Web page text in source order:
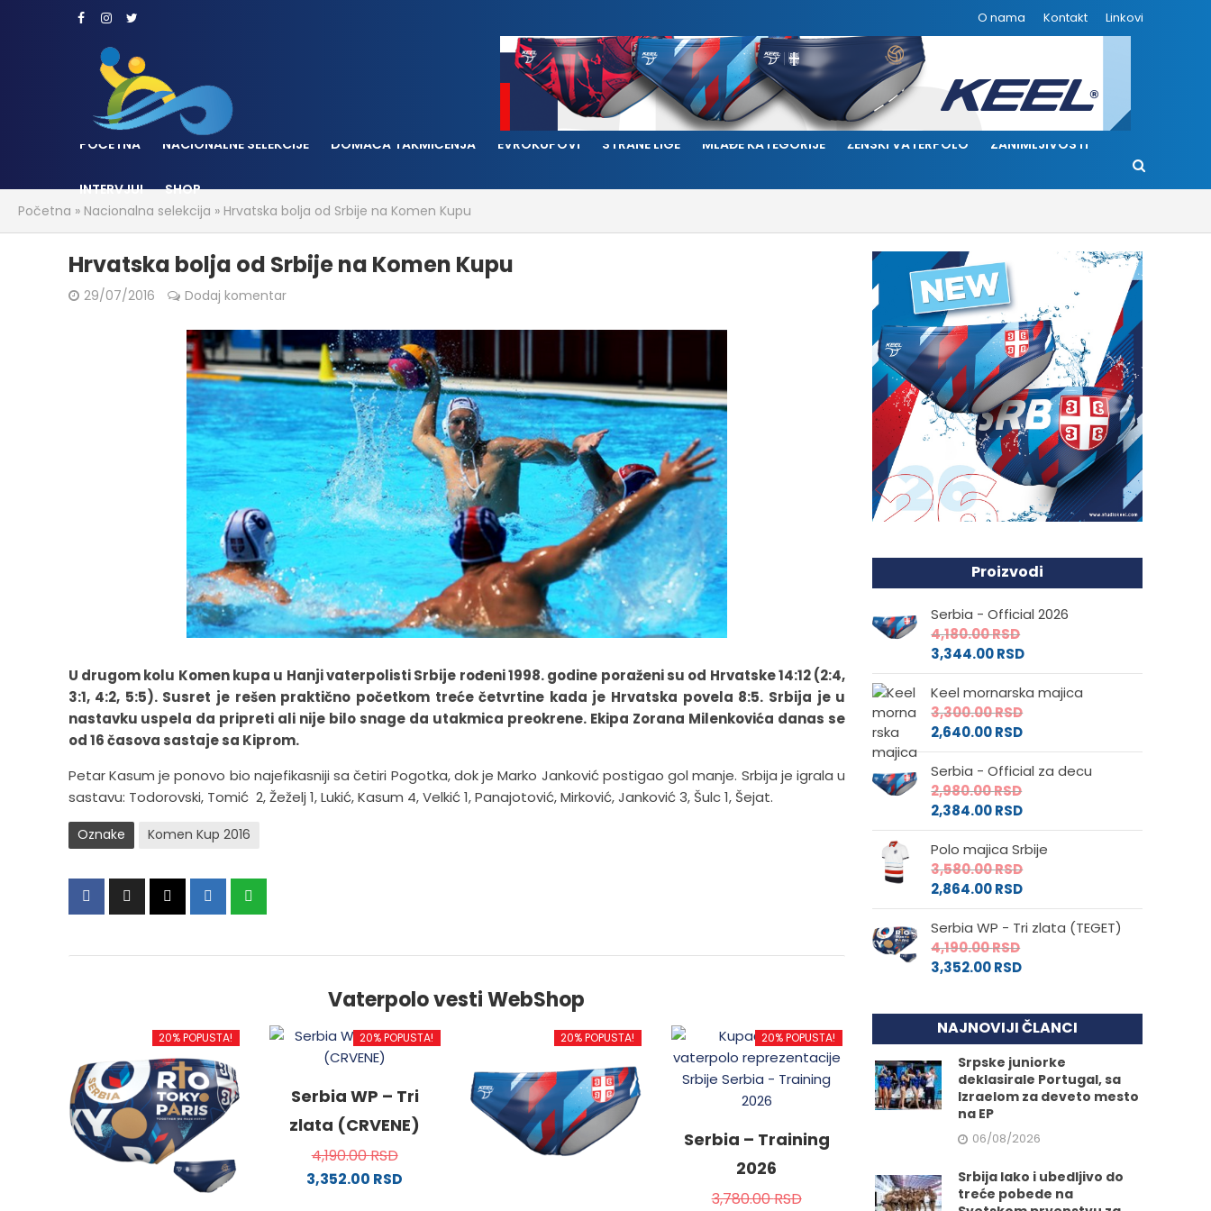
O nama Kontakt Linkovi
POČETNA NACIONALNE SELEKCIJE DOMAĆA TAKMIČENJA EVROKUPOVI STRANE LIGE MLAĐE KATEGORIJE ŽENSKI VATERPOLO ZANIMLJIVOSTI
INTERVJUI
SHOP
Početna » Nacionalna selekcija » Hrvatska bolja od Srbije na Komen Kupu
Hrvatska bolja od Srbije na Komen Kupu
29/07/2016 Dodaj komentar
U drugom kolu Komen kupa u Hanji vaterpolisti Srbije rođeni 1998. godine poraženi su od Hrvatske 14:12 (2:4,
3:1, 4:2, 5:5). Susret je rešen praktično početkom treće četvrtine kada je Hrvatska povela 8:5. Srbija je u
nastavku uspela da pripreti ali nije bilo snage da utakmica preokrene. Ekipa Zorana Milenkovića danas se
od 16 časova sastaje sa Kiprom.
Petar Kasum je ponovo bio najefikasniji sa četiri Pogotka, dok je Marko Janković postigao gol manje. Srbija je igrala u
sastavu: Todorovski, Tomić 2, Žeželj 1, Lukić, Kasum 4, Velkić 1, Panajotović, Mirković, Janković 3, Šulc 1, Šejat.
Oznake Komen Kup 2016
Vaterpolo vesti WebShop
20% POPUSTA! 20% POPUSTA!
Serbia WP – Tri
zlata (CRVENE)
4,190.00RSD
3,352.00 RSD
20% POPUSTA! 20% POPUSTA!
Serbia – Training
2026
3,780.00RSD
Proizvodi
Serbia - Official 2026
4,180.00RSD
3,344.00RSD
Keel mornarska majica
3,300.00RSD
2,640.00RSD
Serbia - Official za decu
2,980.00RSD
2,384.00RSD
Polo majica Srbije
3,580.00RSD
2,864.00RSD
Serbia WP - Tri zlata (TEGET)
4,190.00RSD
3,352.00RSD
NAJNOVIJI ČLANCI
Srpske juniorke
deklasirale Portugal, sa
Izraelom za deveto mesto
na EP
06/08/2026
Srbija lako i ubedljivo do
treće pobede na